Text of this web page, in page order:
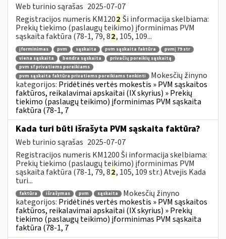
Web turinio sąrašas 2025-07-07
Registracijos numeris KM1202 Ši informacija skelbiama:
Prekių tiekimo (paslaugų teikimo) įforminimas PVM
sąskaita faktūra (78-1, 79, 82, 105, 109...
įforminimas pvm sąskaita pvm sąskaita faktūra
pvmį 79 str
viena sąskaita
bendra sąskaita
privačių poreikių sąskaitą
pvm sf privatiems poreikiams
pvm sąskaita faktūra privatiems poreikiams tenkinti
Mokesčių žinyno
kategorijos: Pridėtinės vertės mokestis » PVM sąskaitos
faktūros, reikalavimai apskaitai (IX skyrius) » Prekių
tiekimo (paslaugų teikimo) įforminimas PVM sąskaita
faktūra (78-1, 7
Kada turi būti išrašyta PVM sąskaita faktūra?
Web turinio sąrašas 2025-07-07
Registracijos numeris KM1200 Ši informacija skelbiama:
Prekių tiekimo (paslaugų teikimo) įforminimas PVM
sąskaita faktūra (78-1, 79, 82, 105, 109 str.) Atvejis Kada
turi...
faktūra išrašymas pvm sąskaita
Mokesčių žinyno
kategorijos: Pridėtinės vertės mokestis » PVM sąskaitos
faktūros, reikalavimai apskaitai (IX skyrius) » Prekių
tiekimo (paslaugų teikimo) įforminimas PVM sąskaita
faktūra (78-1, 7